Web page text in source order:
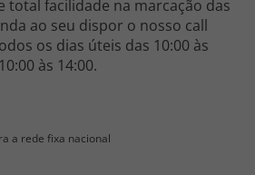
total facilidade na marcação das
ao seu dispor o nosso call
os dias úteis das 10:00 às
às 14:00.
a rede fixa nacional